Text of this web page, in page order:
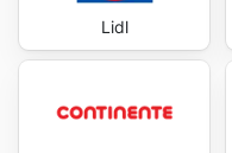
Lidl